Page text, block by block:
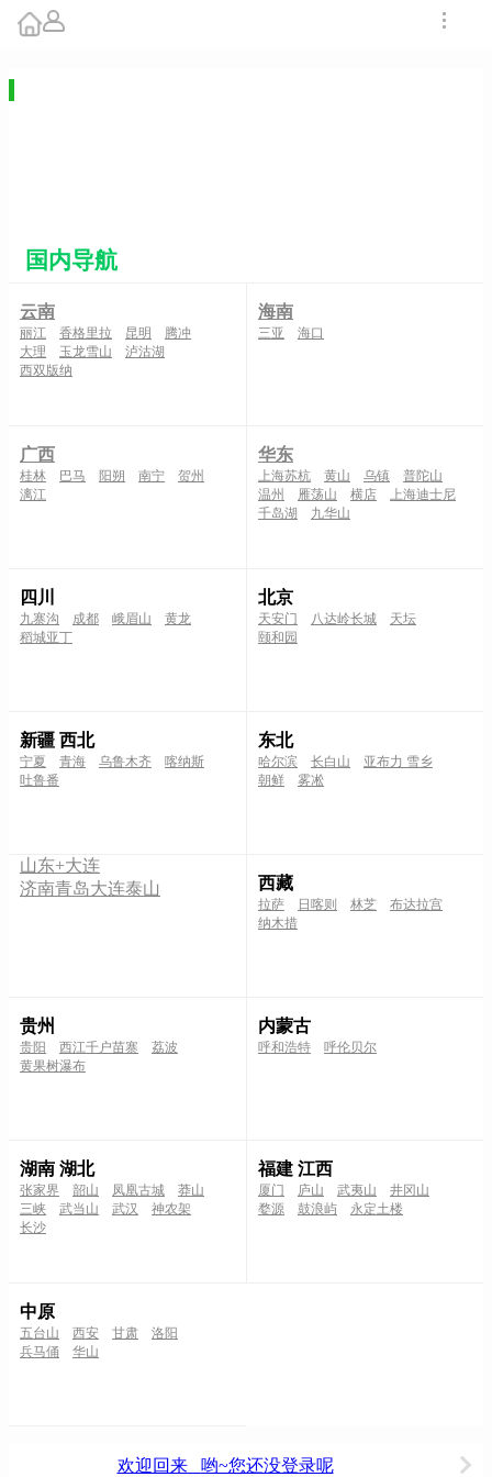
国内导航
云南
丽江 香格里拉 昆明
腾冲
大理
玉龙雪山
泸沽湖
西双版纳
海南
三亚 海口
广西
桂林 巴马 阳朔 南宁
贺州
漓江
华东
上海苏杭 黄山 乌镇
普陀山
温州
雁荡山 横店
上海迪士尼
千岛湖
九华山
四川
九寨沟 成都 峨眉山
黄龙
稻城亚丁
北京
天安门 八达岭长城
天坛
颐和园
新疆 西北
宁夏 青海 乌鲁木齐
喀纳斯
吐鲁番
东北
哈尔滨 长白山
亚布力 雪乡
朝鲜
雾凇
山东+大连
济南青岛大连泰山 西藏
拉萨 日喀则 林芝
布达拉宫
纳木措
贵州
贵阳 西江千户苗寨
荔波
黄果树瀑布
内蒙古
呼和浩特 呼伦贝尔
湖南 湖北
张家界 韶山 凤凰古城
莽山
三峡
武当山 武汉
神农架
长沙
福建 江西
厦门 庐山 武夷山
井冈山
婺源
鼓浪屿 永定土楼
中原
五台山 西安 甘肃
洛阳
兵马俑
华山
欢迎回来 哟~您还没登录呢